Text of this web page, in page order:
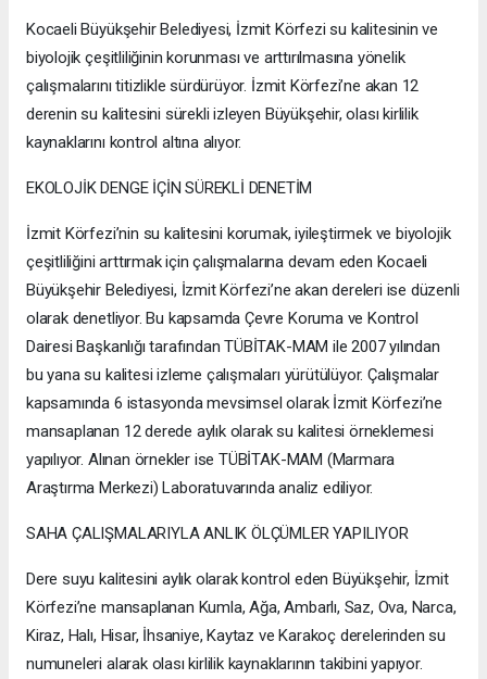
Kocaeli Büyükşehir Belediyesi, İzmit Körfezi su kalitesinin ve
biyolojik çeşitliliğinin korunması ve arttırılmasına yönelik
çalışmalarını titizlikle sürdürüyor. İzmit Körfezi’ne akan 12
derenin su kalitesini sürekli izleyen Büyükşehir, olası kirlilik
kaynaklarını kontrol altına alıyor.
EKOLOJİK DENGE İÇİN SÜREKLİ DENETİM
İzmit Körfezi’nin su kalitesini korumak, iyileştirmek ve biyolojik
çeşitliliğini arttırmak için çalışmalarına devam eden Kocaeli
Büyükşehir Belediyesi, İzmit Körfezi’ne akan dereleri ise düzenli
olarak denetliyor. Bu kapsamda Çevre Koruma ve Kontrol
Dairesi Başkanlığı tarafından TÜBİTAK-MAM ile 2007 yılından
bu yana su kalitesi izleme çalışmaları yürütülüyor. Çalışmalar
kapsamında 6 istasyonda mevsimsel olarak İzmit Körfezi’ne
mansaplanan 12 derede aylık olarak su kalitesi örneklemesi
yapılıyor. Alınan örnekler ise TÜBİTAK-MAM (Marmara
Araştırma Merkezi) Laboratuvarında analiz ediliyor.
SAHA ÇALIŞMALARIYLA ANLIK ÖLÇÜMLER YAPILIYOR
Dere suyu kalitesini aylık olarak kontrol eden Büyükşehir, İzmit
Körfezi’ne mansaplanan Kumla, Ağa, Ambarlı, Saz, Ova, Narca,
Kiraz, Halı, Hisar, İhsaniye, Kaytaz ve Karakoç derelerinden su
numuneleri alarak olası kirlilik kaynaklarının takibini yapıyor.